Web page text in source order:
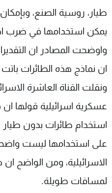
طيار، روسية الصنع،
يمكن استخدامها في ضرب
واوضحت المصادر ان
ان نماذج هذه الطائرات
ونقلت القناة العاشرة
عسكرية اسرائيلية قولها
استخدام طائرات بدون
على استخدامها ليست
الاسرائيلية، ومن الواضح
لمسافات طويلة.
الإنـتـاج